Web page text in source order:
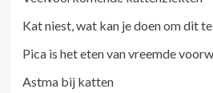
Kat niest, wat kan je doen om dit
Pica is het eten van vreemde
Astma bij katten